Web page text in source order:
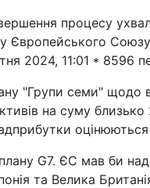
процесу
Європейського
2024, 11:01 * 8596
"Групи семи" щодо
на суму близько
G7. ЄС мав би
та Велика